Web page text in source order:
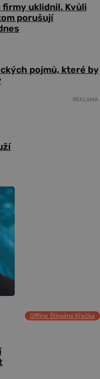
firmy uklidnil. Kvůli
porušují
pojmů, které by
REKLAMA
Offline Štěpána Křečka